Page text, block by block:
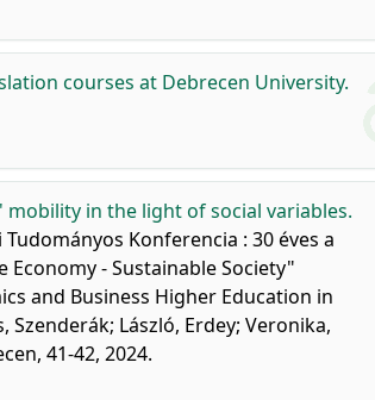
courses at Debrecen University.
in the light of social variables.
Konferencia : 30 éves a
- Sustainable Society"
and Business Higher Education in
László, Erdey; Veronika,
41-42, 2024.